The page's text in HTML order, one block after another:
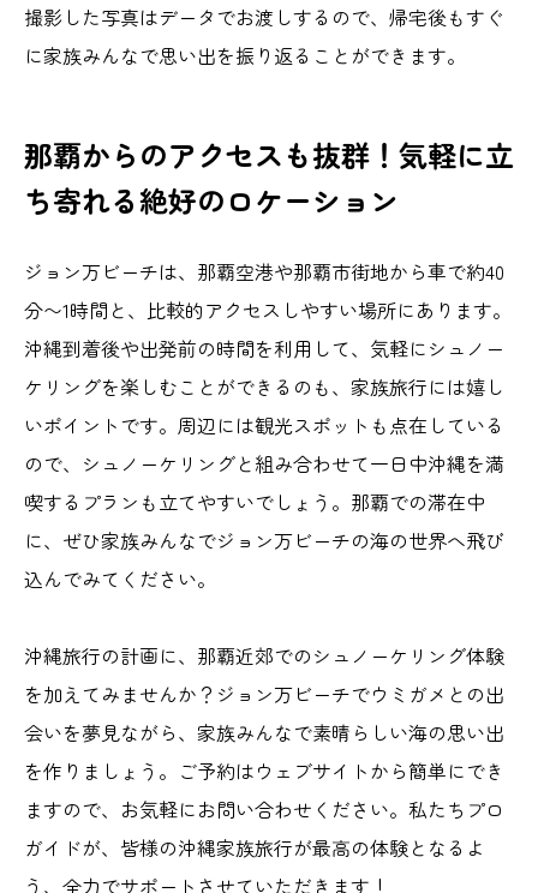
撮影した写真はデータでお渡しするので、帰宅後もすぐ
に家族みんなで思い出を振り返ることができます。
那覇からのアクセスも抜群！気軽に立
ち寄れる絶好のロケーション
ジョン万ビーチは、那覇空港や那覇市街地から車で約40
分〜1時間と、比較的アクセスしやすい場所にあります。
沖縄到着後や出発前の時間を利用して、気軽にシュノー
ケリングを楽しむことができるのも、家族旅行には嬉し
いポイントです。周辺には観光スポットも点在している
ので、シュノーケリングと組み合わせて一日中沖縄を満
喫するプランも立てやすいでしょう。那覇での滞在中
に、ぜひ家族みんなでジョン万ビーチの海の世界へ飛び
込んでみてください。
沖縄旅行の計画に、那覇近郊でのシュノーケリング体験
を加えてみませんか？ジョン万ビーチでウミガメとの出
会いを夢見ながら、家族みんなで素晴らしい海の思い出
を作りましょう。ご予約はウェブサイトから簡単にでき
ますので、お気軽にお問い合わせください。私たちプロ
ガイドが、皆様の沖縄家族旅行が最高の体験となるよ
う、全力でサポートさせていただきます！